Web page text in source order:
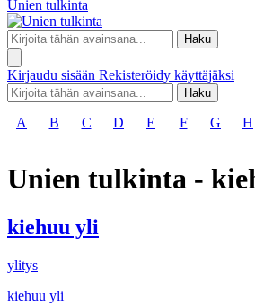
Unien tulkinta
Haku
Kirjaudu sisään Rekisteröidy käyttäjäksi
Haku
A B C D E F G H
Unien tulkinta -
kiehuu yli
ylitys
kiehuu yli